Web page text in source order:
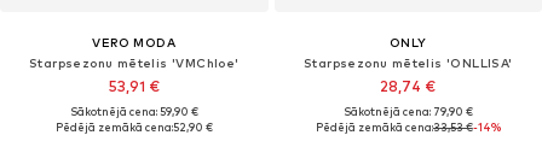
VERO MODA
Starpsezonu mētelis 'VMChloe'
53,91 €
Sākotnējā cena: 59,90 €
Pēdējā zemākā cena:52,90 €
ONLY
Starpsezonu mētelis 'ONLLISA'
28,74 €
Sākotnējā cena: 79,90 €
Pēdējā zemākā cena:33,53 €-14%